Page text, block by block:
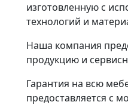
изготовленную с
технологий и
Наша компания
продукцию и
Гарантия на всю
предоставляется с